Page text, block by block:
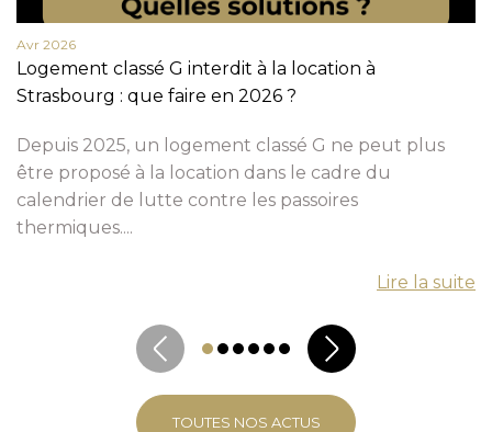
Avr 2026
Logement classé G interdit à la location à
Strasbourg : que faire en 2026 ?
Depuis 2025, un logement classé G ne peut plus
être proposé à la location dans le cadre du
calendrier de lutte contre les passoires
thermiques....
Lire la suite
TOUTES NOS ACTUS